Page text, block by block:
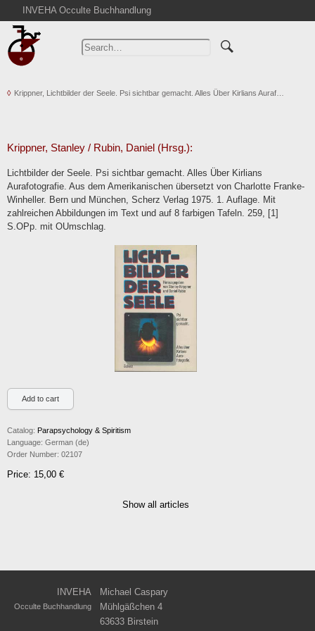
INVEHA Occulte Buchhandlung
Home
Advanced Search
Cart
Contact
Terms
Withdrawal
Krippner, Lichtbilder der Seele. Psi sichtbar gemacht. Alles Über Kirlians Auraf…
Krippner, Stanley / Rubin, Daniel (Hrsg.):
Lichtbilder der Seele. Psi sichtbar gemacht. Alles Über Kirlians
Aurafotografie. Aus dem Amerikanischen übersetzt von Charlotte Franke-
Winheller. Bern und München, Scherz Verlag 1975. 1. Auflage. Mit
zahlreichen Abbildungen im Text und auf 8 farbigen Tafeln. 259, [1]
S.OPp. mit OUmschlag.
Catalog: Parapsychology & Spiritism
Language: German (de)
Order Number: 02107
Price: 15,00 €
Show all articles
INVEHA Michael Caspary
Occulte Buchhandlung
Mühlgäßchen 4
63633 Birstein